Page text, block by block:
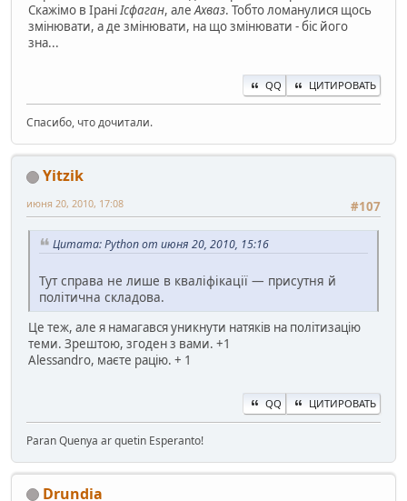
Скажімо в ІраніІсфаган, алеАхваз. Тобто ломанулися щось
змінювати, а де змінювати, на що змінювати - біс його
зна...
QQ ЦИТИРОВАТЬ
Спасибо, что дочитали.
Yitzik
#107
июня 20, 2010, 17:08
Цитата: Python от июня 20, 2010, 15:16
Тут справа не лише в кваліфікації — присутня й
політична складова.
Це теж, але я намагався уникнути натяків на політизацію
теми. Зрештою, згоден з вами. +1
Alessandro, маєте рацію. + 1
QQ ЦИТИРОВАТЬ
Paran Quenya ar quetin Esperanto!
Drundia